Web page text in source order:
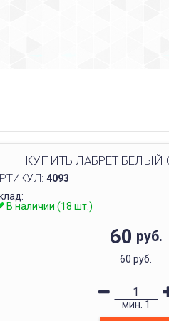
КУПИТЬ ЛАБРЕТ БЕЛЫЙ
4093
В наличии (18 шт.)
60 руб.
60 руб.
мин. 1